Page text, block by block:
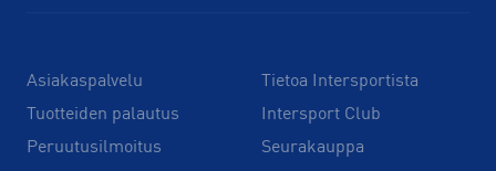
Asiakaspalvelu
Tuotteiden palautus
Peruutusilmoitus
Tietoa Intersportista
Intersport Club
Seurakauppa